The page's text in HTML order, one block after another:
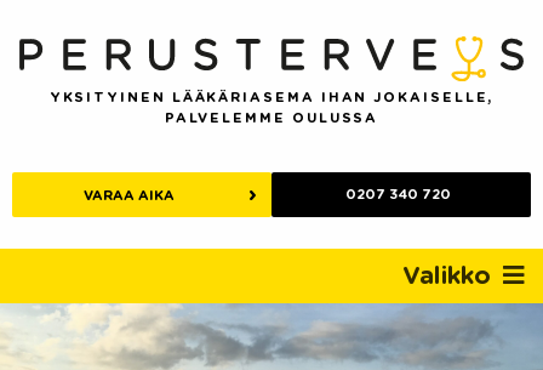
content
YKSITYINEN LÄÄKÄRIASEMA IHAN JOKAISELLE,
PALVELEMME OULUSSA
VARAA AIKA 0207 340 720
Valikko